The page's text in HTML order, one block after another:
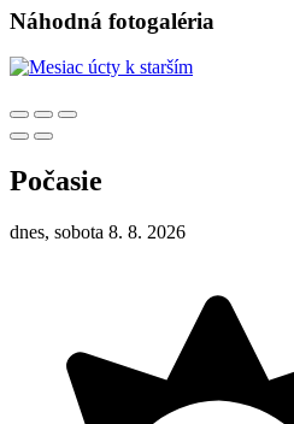
Náhodná fotogaléria
Počasie
dnes, sobota 8. 8. 2026